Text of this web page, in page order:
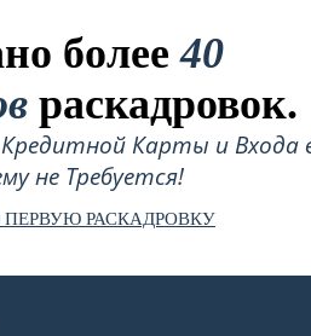
более40
раскадровок.
Кредитной Карты и Входа
не Требуется!
РАСКАДРОВКУ